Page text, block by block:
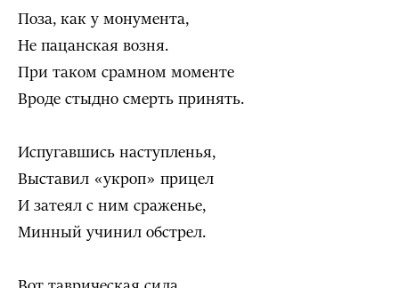
Поза, как у монумента,
Не пацанская возня.
При таком срамном моменте
Вроде стыдно смерть принять.
Испугавшись наступленья,
Выставил «укроп» прицел
И затеял с ним сраженье,
Минный учинил обстрел.